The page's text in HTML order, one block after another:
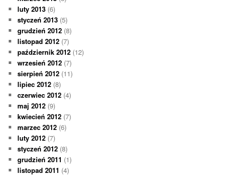
luty 2013 (6)
styczeń 2013 (5)
grudzień 2012 (8)
listopad 2012 (7)
październik 2012 (12)
wrzesień 2012 (7)
sierpień 2012 (11)
lipiec 2012 (8)
czerwiec 2012 (4)
maj 2012 (9)
kwiecień 2012 (7)
marzec 2012 (6)
luty 2012 (7)
styczeń 2012 (8)
grudzień 2011 (1)
listopad 2011 (4)